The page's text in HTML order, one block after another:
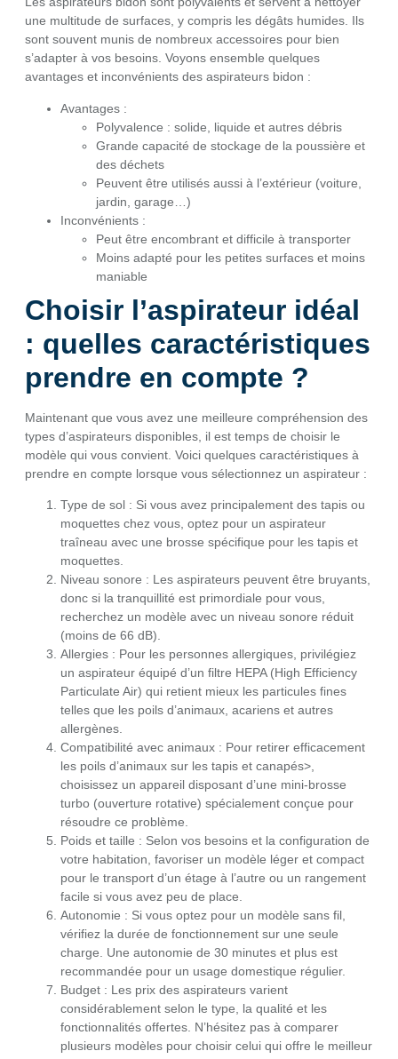
une multitude de surfaces, y compris les dégâts humides. Ils
sont souvent munis de nombreux accessoires pour bien
s’adapter à vos besoins. Voyons ensemble quelques
avantages et inconvénients des aspirateurs bidon :
Avantages :
Polyvalence : solide, liquide et autres débris
Grande capacité de stockage de la poussière et
des déchets
Peuvent être utilisés aussi à l’extérieur (voiture,
jardin, garage…)
Inconvénients :
Peut être encombrant et difficile à transporter
Moins adapté pour les petites surfaces et moins
maniable
Choisir l’aspirateur idéal
: quelles caractéristiques
prendre en compte ?
Maintenant que vous avez une meilleure compréhension des
types d’aspirateurs disponibles, il est temps de choisir le
modèle qui vous convient. Voici quelques caractéristiques à
prendre en compte lorsque vous sélectionnez un aspirateur :
Type de sol : Si vous avez principalement des tapis ou
moquettes chez vous, optez pour un aspirateur
traîneau avec une brosse spécifique pour les tapis et
moquettes.
Niveau sonore : Les aspirateurs peuvent être bruyants,
donc si la tranquillité est primordiale pour vous,
recherchez un modèle avec un niveau sonore réduit
(moins de 66 dB).
Allergies : Pour les personnes allergiques, privilégiez
un aspirateur équipé d’un filtre HEPA (High Efficiency
Particulate Air) qui retient mieux les particules fines
telles que les poils d’animaux, acariens et autres
allergènes.
Compatibilité avec animaux : Pour retirer efficacement
les poils d’animaux sur les tapis et canapés>,
choisissez un appareil disposant d’une mini-brosse
turbo (ouverture rotative) spécialement conçue pour
résoudre ce problème.
Poids et taille : Selon vos besoins et la configuration de
votre habitation, favoriser un modèle léger et compact
pour le transport d’un étage à l’autre ou un rangement
facile si vous avez peu de place.
Autonomie : Si vous optez pour un modèle sans fil,
vérifiez la durée de fonctionnement sur une seule
charge. Une autonomie de 30 minutes et plus est
recommandée pour un usage domestique régulier.
Budget : Les prix des aspirateurs varient
considérablement selon le type, la qualité et les
fonctionnalités offertes. N’hésitez pas à comparer
plusieurs modèles pour choisir celui qui offre le meilleur